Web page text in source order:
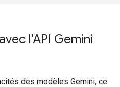
l'API Gemini
des modèles Gemini, ce